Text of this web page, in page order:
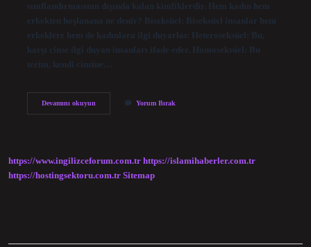
sınıflandırmasının dışında kalan kimliklerdir. Hem kadın hem
erkekten hoşlanana ne denir? Biseksüel: Biseksüel insanlar hem
erkeklere hem de kadınlara ilgi duyarlar. Heteroseksüel: Bu,
karşı cinse ilgi duyan insanları ifade eder. Homoseksüel: Bu
terim, kendi cinsine…
Devamını okuyunAynı
Yorum Bırak
https://www.ingilizceforum.com.tr https://islamihaberler.com.tr
https://hostingsektoru.com.tr Sitemap